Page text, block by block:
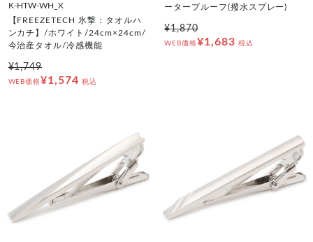
K-HTW-WH_X
【FREEZETECH 氷撃：タオルハ
ンカチ】/ホワイト/24cm×24cm/
今治産タオル/冷感機能
¥1,749
WEB価格¥1,574 税込
ータープルーフ(撥水スプレー)
¥1,870
WEB価格¥1,683 税込